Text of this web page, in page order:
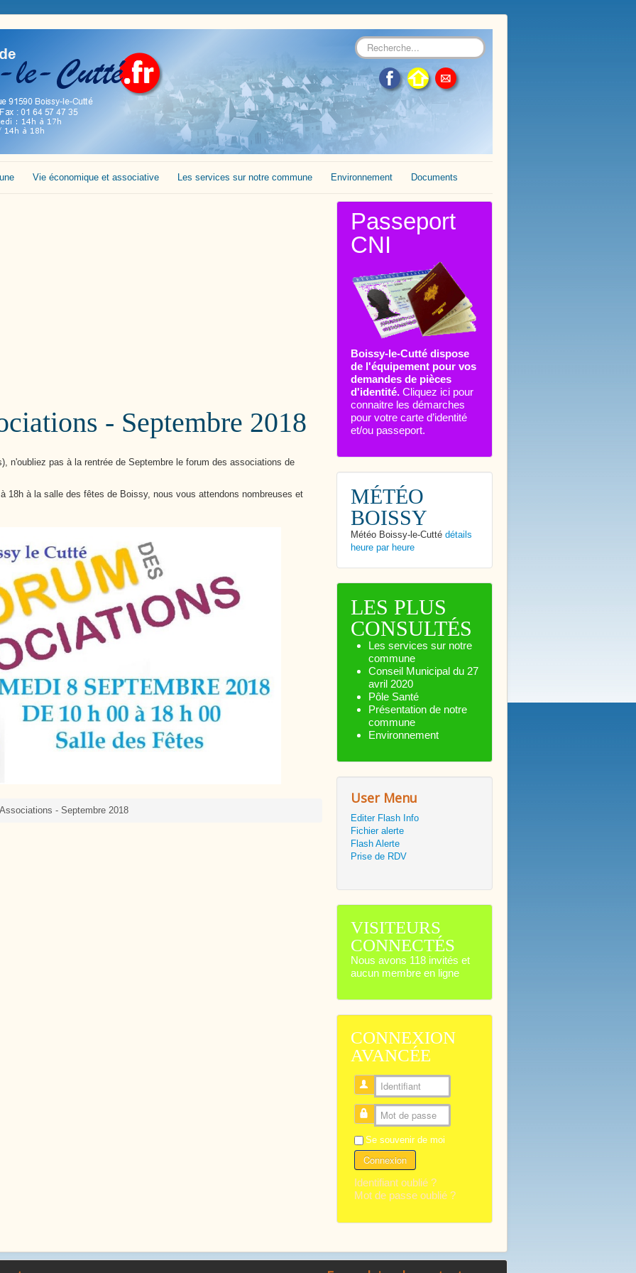
Rechercher
Vie économique et associative Les services sur notre commune Environnement Documents
- Septembre 2018
n'oubliez pas à la rentrée de Septembre le forum des associations de
18h à la salle des fêtes de Boissy, nous vous attendons nombreuses et
- Septembre 2018
Passeport
CNI
Boissy-le-Cutté dispose
de l'équipement pour vos
demandes de pièces
d'identité. Cliquez ici pour
connaitre les démarches
pour votre carte d’identité
et/ou passeport.
MÉTÉO
BOISSY
Météo Boissy-le-Cutté détails
heure par heure
LES PLUS
CONSULTÉS
Les services sur notre
commune
Conseil Municipal du 27
avril 2020
Pôle Santé
Présentation de notre
commune
Environnement
User Menu
Editer Flash Info
Fichier alerte
Flash Alerte
Prise de RDV
VISITEURS
CONNECTÉS
Nous avons 118 invités et
aucun membre en ligne
CONNEXION
AVANCÉE
Identifiant
Mot de passe
Se souvenir de moi
Connexion
Identifiant oublié ?
Mot de passe oublié ?